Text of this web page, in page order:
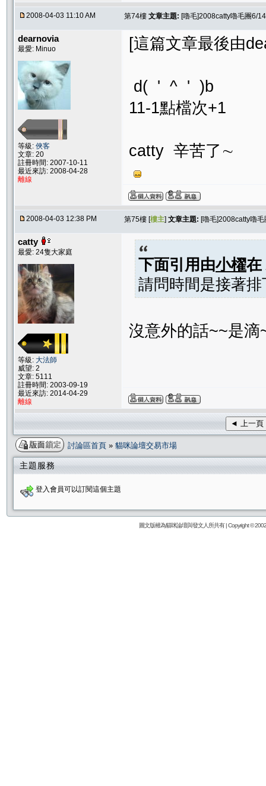
2008-04-03 11:10 AM 第74樓 文章主題: [嚕毛]2008catty嚕毛團6/
dearnovia
最愛: Minuo
等級: 俠客
文章: 20
註冊時間: 2007-10-11
最近來訪: 2008-04-28
離線
[這篇文章最後由
d( ' ^ ' )b
11-1點檔次+1
catty 辛苦了∼
2008-04-03 12:38 PM 第75樓 [樓主] 文章主題: [嚕毛]2008catty嚕
catty
最愛: 24隻大家庭
等級: 大法師
威望: 2
文章: 5111
註冊時間: 2003-09-19
最近來訪: 2014-04-29
離線
下面引用由小櫂在
請問時間是接著排
沒意外的話~~是滴
◄ 上一頁
討論區首頁 » 貓咪論壇交易市場
主題服務
登入會員可以訂閱這個主題
圖文版權為貓咪論壇與發文人所共有 | Copyright ©